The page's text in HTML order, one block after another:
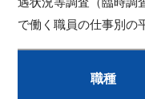
で働く職員の仕事別の
職種